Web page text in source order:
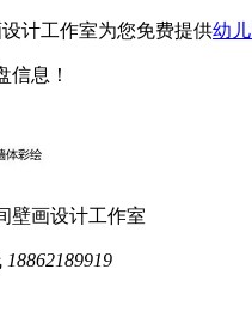
计工作室为您免费提供幼
信息！
壁画设计工作室
18862189919